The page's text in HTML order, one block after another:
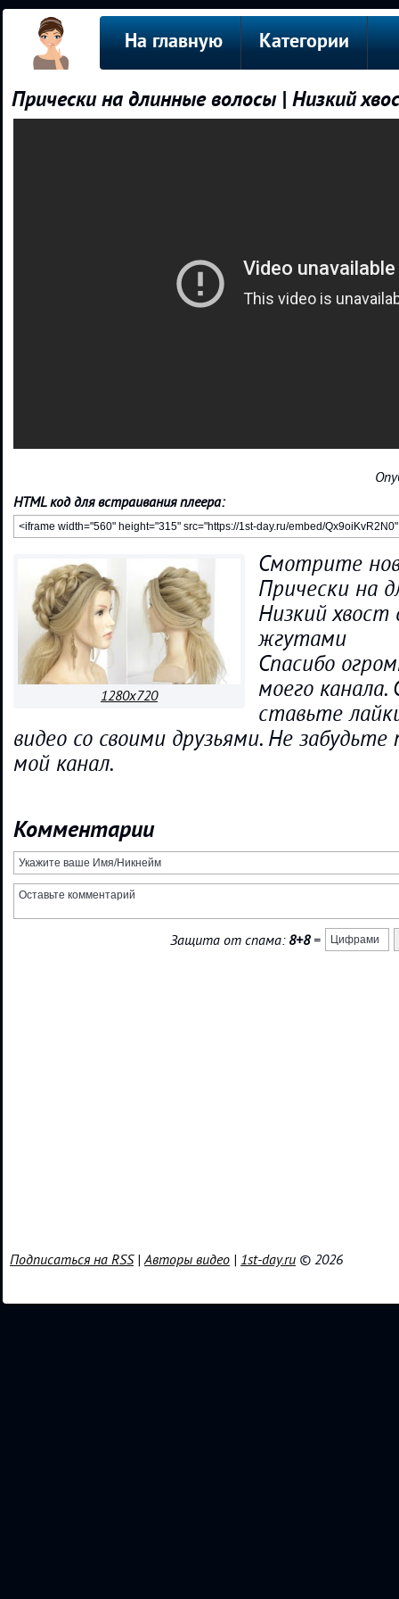
На главную Категории
Прически на длинные волосы | Низкий
HTML код для встраивания плеера:
1280x720
Смотрите
Прически на
Низкий хвост
жгутами
Спасибо
моего
ставьте
видео со своими друзьями. Не забудьте
мой канал.
Комментарии
Защита от спама: 8+8=
Подписаться на RSS|Авторы видео | 1st-day.ru © 2026